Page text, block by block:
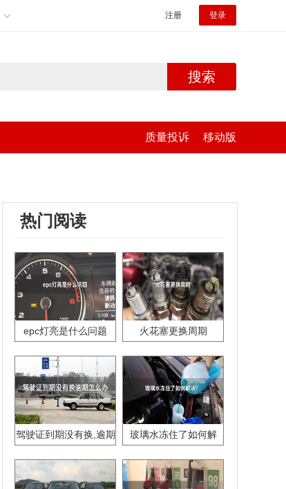
注册 登录
搜索
质量投诉 移动版
热门阅读
epc灯亮是什么问题 火花塞更换周期
驾驶证到期没有换,逾期
玻璃水冻住了如何解